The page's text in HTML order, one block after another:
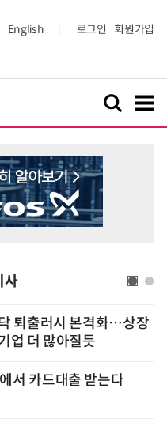
English 로그인 회원가입
사
퇴출러시 본격화…상장
업 더 많아질듯
서 카드대출 받는다